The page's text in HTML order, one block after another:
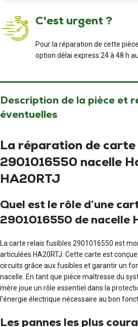
C'est urgent ?
Pour la réparation de cette
option délai express 24 à 48 h
Description de la pièce et
éventuelles
La réparation de
2901016550 nacelle
HA20RTJ
Quel est le rôle d’une
2901016550 de nacelle
La carte relais fusibles 2901016550 est
articulées HA20RTJ. Cette carte est
circuits grâce aux fusibles et garantir un
nacelle. En tant que pièce maîtresse du
mère joue un rôle essentiel dans la
l’énergie électrique nécessaire au bon
Les pannes les plus